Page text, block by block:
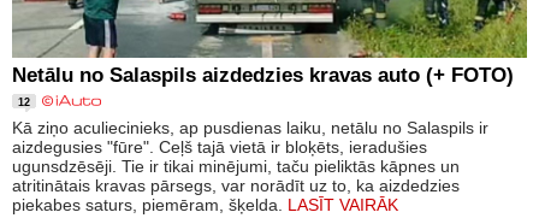
Netālu no Salaspils aizdedzies kravas auto (+ FOTO)
12
Kā ziņo aculiecinieks, ap pusdienas laiku, netālu no Salaspils ir
aizdegusies "fūre". Ceļš tajā vietā ir bloķēts, ieradušies
ugunsdzēsēji. Tie ir tikai minējumi, taču pieliktās kāpnes un
atritinātais kravas pārsegs, var norādīt uz to, ka aizdedzies
piekabes saturs, piemēram, šķelda. LASĪT VAIRĀK